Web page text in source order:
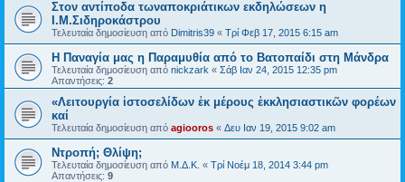
Στον αντίποδα τωναποκριάτικων εκδηλώσεων η
Ι.Μ.Σιδηροκάστρου
Τελευταία δημοσίευση από Dimitris39 « Τρί Φεβ 17, 2015 6:15 am
Η Παναγία μας η Παραμυθία από το Βατοπαίδι στη Μάνδρα
Τελευταία δημοσίευση από nickzark « Σάβ Ιαν 24, 2015 12:35 pm
Απαντήσεις: 2
«Λειτουργία ἱστοσελίδων ἐκ μέρους ἐκκλησιαστικῶν φορέων
καί
Τελευταία δημοσίευση από agiooros « Δευ Ιαν 19, 2015 9:02 am
Ντροπή; Θλίψη;
Τελευταία δημοσίευση από Μ.Δ.Κ. « Τρί Νοέμ 18, 2014 3:44 pm
Απαντήσεις: 9